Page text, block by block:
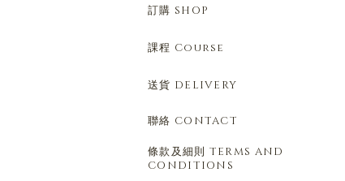
訂購 SHOP
課程 Course
送貨 DELIVERY
聯絡 CONTACT
條款及細則 TERMS AND
CONDITIONS